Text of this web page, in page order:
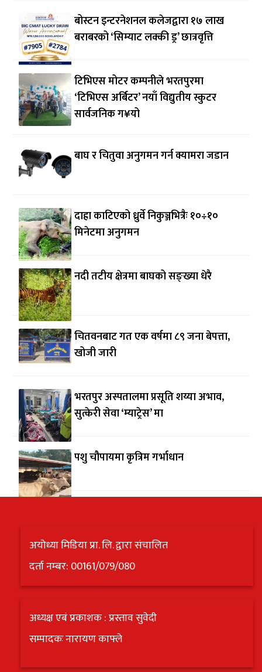
बोस्टन इन्टरनेशनल कलेजद्वारा १७ लाख
बराबरको ‘सिम्याट लक्की ड्र’ छात्रवृत्ति
टिभिएस मोटर कम्पनीले भरतपुरमा
‘टिभिएस अर्बिटर’ नयाँ विद्युतीय स्कुटर
सार्वजनिक ग¥यो
बाघ र चितुवा अनुगमन गर्न क्यामरा जडान
दाह्रा काटिएको ध्रुर्वे निकुञ्जभित्रैः १०÷१०
मिनेटमा अनुगमन
नदी तटीय क्षेत्रमा बाघको सङ्ख्या धेरै
चितवनबाट गत एक वर्षमा ८९ जना बेपत्ता,
खोजी जारी
भरतपुर अस्पतालमा प्रसूति शय्या अभाव,
सुत्केरी सेवा ‘म्याट्रेस’ मा
पशु चौपायमा कृत्रिम गर्भाधान
अयोध्या मिडिया प्रा. लि. द्वारा संचालित
दर्ता नम्बर: 00161/079/080
अध्यक्ष एबं प्रकाशक : प्रस्ताव सुवेदी
सम्पादकः नारायण काफ्ले